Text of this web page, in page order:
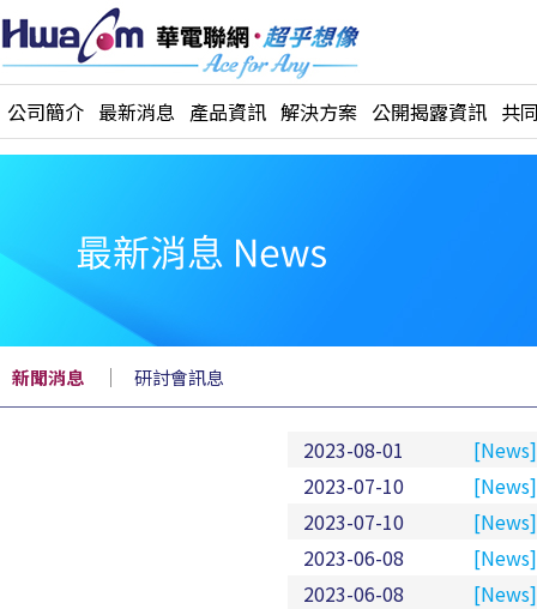
公司簡介 最新消息 產品資訊 解決方案 公開揭露資訊 共
新聞消息 ｜ 研討會訊息
2023-08-01
2023-07-10
2023-07-10
2023-06-08
2023-06-08